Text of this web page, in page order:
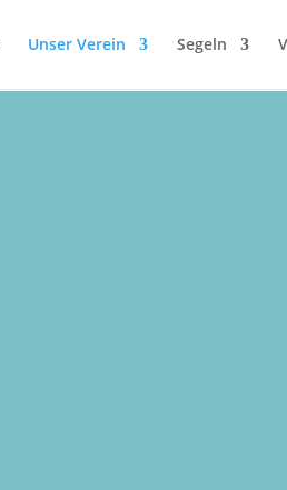
Unser Verein Segeln